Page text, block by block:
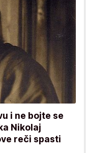
i ne bojte se
Nikolaj
reči spasti